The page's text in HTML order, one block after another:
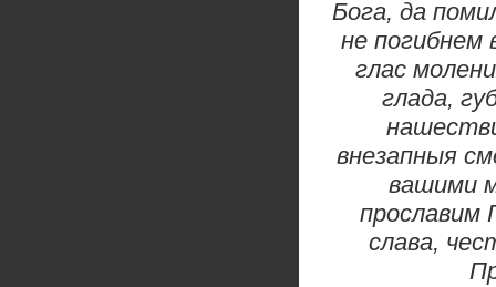
Бога, да
не погибнем
глас
глада,
внезапныя
вашими
прославим
слава,